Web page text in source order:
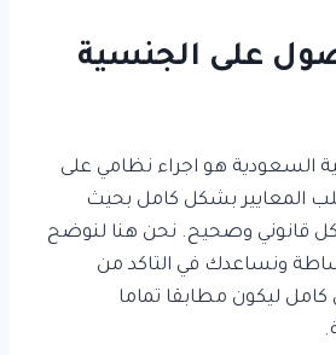
على الجنسية
السعودية هو اجراء نظامي على
بشكل كامل بحيث
قانوني وصحيح. نحن هنا لنوضح
ونساعدك في التاكد من
ليكون مطابقا تماما